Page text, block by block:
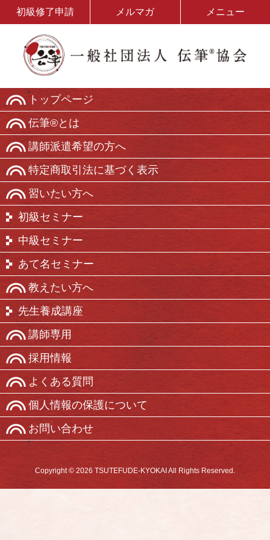
初級修了申請 メルマガ メニュー
トップページ
伝筆®とは
講師派遣希望の方へ
特定商取引法に基づく表示
習いたい方へ
初級セミナー
中級セミナー
あて名セミナー
教えたい方へ
先生養成講座
講師専用
採用情報
よくある質問
個人情報の保護について
お問い合わせ
Copyright © 2026 TSUTEFUDE-KYOKAI All Rights Reserved.